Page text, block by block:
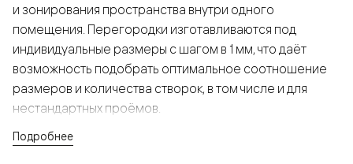
и зонирования пространства внутри одного
помещения. Перегородки изготавливаются под
индивидуальные размеры с шагом в 1 мм, что даёт
возможность подобрать оптимальное соотношение
размеров и количества створок, в том числе и для
нестандартных проёмов.
Подробнее